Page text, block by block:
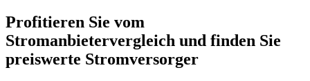
Profitieren Sie vom
Stromanbietervergleich und finden Sie
preiswerte Stromversorger